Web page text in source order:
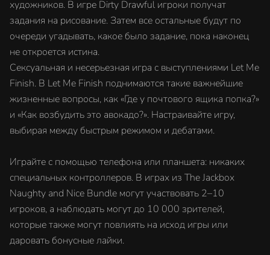
художников. В игре Dirty Drawful игроки получат
задания на рисование. Затем все остальные будут по
очереди угадывать, какое было задание, пока наконец
не откроется истина.
Сексуальная и несерьезная игра с выступлениями Let Me
Finish. В Let Me Finish поднимаются такие важнейшие
жизненные вопросы, как «Где у почтового ящика попка?»
и «Как возбудить это авокадо?». Настраивайте игру,
выбирая между быстрым режимом и дебатами.
Играйте с помощью телефона или планшета: никаких
специальных контроллеров. В играх из The Jackbox
Naughty and Nice Bundle могут участвовать 2–10
игроков, а наблюдать могут до 10 000 зрителей,
которые также могут повлиять на исход игры или
даровать бонусные лайки.